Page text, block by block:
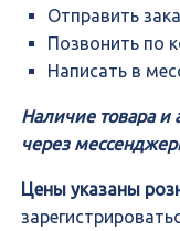
Отправить
Позвонить по
Написать в
Наличие товара и
через
Цены указаны